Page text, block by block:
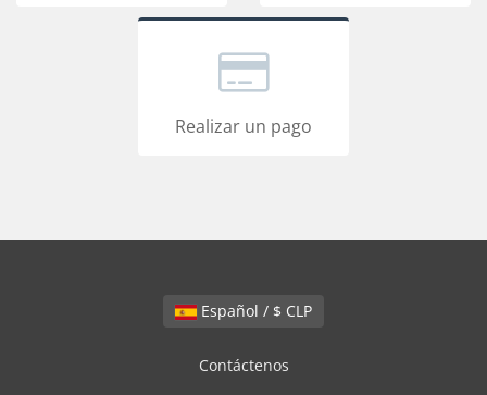
Realizar un pago
Español / $ CLP
Contáctenos